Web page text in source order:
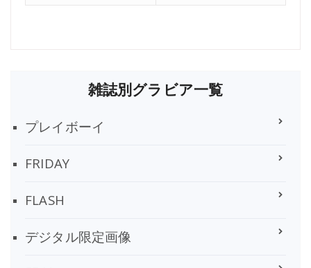
雑誌別グラビア一覧
プレイボーイ
FRIDAY
FLASH
デジタル限定画像